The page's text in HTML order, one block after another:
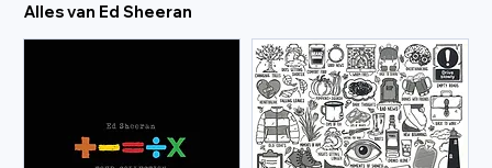
Alles van Ed Sheeran